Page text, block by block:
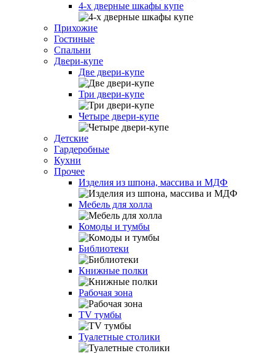
4-х дверные шкафы купе
Прихожие
Гостиные
Спальни
Двери-купе
Две двери-купе
Три двери-купе
Четыре двери-купе
Детские
Гардеробные
Кухни
Прочее
Изделия из шпона, массива и МДФ
Мебель для холла
Комоды и тумбы
Библиотеки
Книжные полки
Рабочая зона
TV тумбы
Туалетные столики